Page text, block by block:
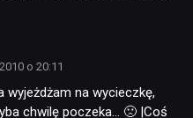
o 20:11
na wycieczkę,
chwilę poczeka… 🙁 |Coś